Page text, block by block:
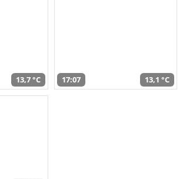
13,7 °C 17:07 13,1 °C